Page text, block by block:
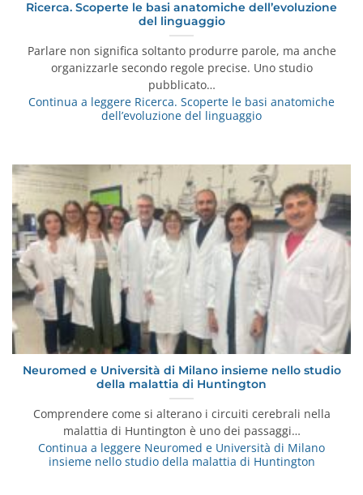
Ricerca. Scoperte le basi anatomiche dell’evoluzione
del linguaggio
Parlare non significa soltanto produrre parole, ma anche
organizzarle secondo regole precise. Uno studio
pubblicato…
Continua a leggere Ricerca. Scoperte le basi anatomiche
dell’evoluzione del linguaggio
Neuromed e Università di Milano insieme nello studio
della malattia di Huntington
Comprendere come si alterano i circuiti cerebrali nella
malattia di Huntington è uno dei passaggi…
Continua a leggere Neuromed e Università di Milano
insieme nello studio della malattia di Huntington